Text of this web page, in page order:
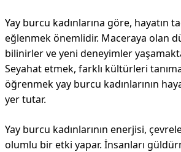
Yay burcu kadınlarına göre, hayatın
eğlenmek önemlidir. Maceraya olan
bilinirler ve yeni deneyimler
Seyahat etmek, farklı kültürleri
öğrenmek yay burcu kadınlarının
yer tutar.
Yay burcu kadınlarının enerjisi,
olumlu bir etki yapar. İnsanları